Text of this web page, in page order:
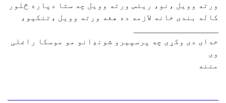
ورته وویل ،نو، ریئس ورته وویل چه ستا دپاره څلور
کاله بندی خانه لازمه ده هغه ورته وویل ،تنکیو،
خدای دی وکړی چه پرسپیرو شونډانو مو موسکا راغلی
وی
مننه‎